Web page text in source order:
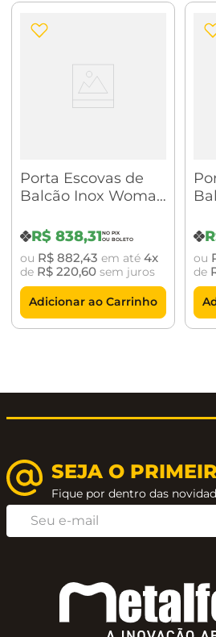
Acabamento: Cromado
Dimensões: (C x L x A) 9 x 9 x
Porta Escovas de
Balcão Inox Woman
BA0152.202
R$ 838,31
ou R$ 882,43 em até 4
de R$ 220,60sem juros
Adicionar ao Carrinho
ou
de
SEJA O
Fique por dentro das